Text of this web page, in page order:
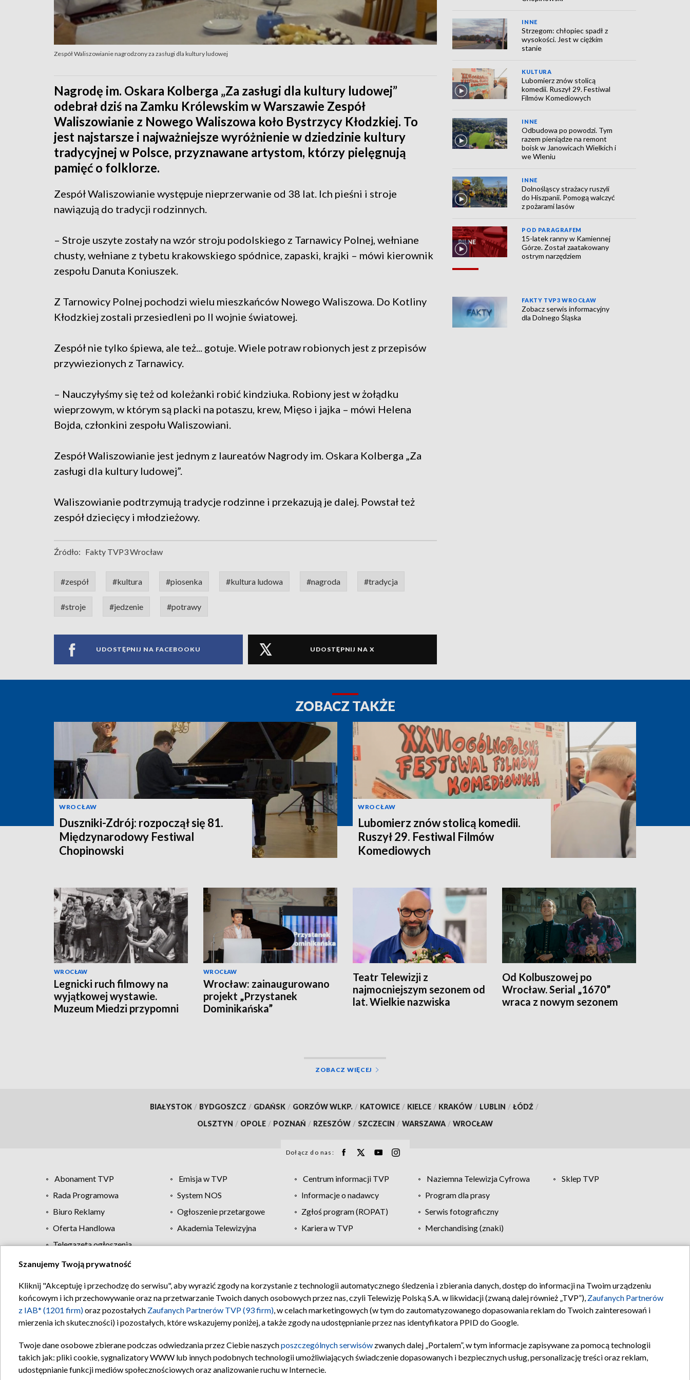
Zespół Waliszowianie nagrodzony za zasługi dla kultury ludowej
Nagrodę im. Oskara Kolberga „Za zasługi dla kultury ludowej”
odebrał dziś na Zamku Królewskim w Warszawie Zespół
Waliszowianie z Nowego Waliszowa koło Bystrzycy Kłodzkiej. To
jest najstarsze i najważniejsze wyróżnienie w dziedzinie kultury
tradycyjnej w Polsce, przyznawane artystom, którzy pielęgnują
pamięć o folklorze.
Zespół Waliszowianie występuje nieprzerwanie od 38 lat. Ich pieśni i stroje
nawiązują do tradycji rodzinnych.
– Stroje uszyte zostały na wzór stroju podolskiego z Tarnawicy Polnej, wełniane
chusty, wełniane z tybetu krakowskiego spódnice, zapaski, krajki – mówi kierownik
zespołu Danuta Koniuszek.
Z Tarnowicy Polnej pochodzi wielu mieszkańców Nowego Waliszowa. Do Kotliny
Kłodzkiej zostali przesiedleni po II wojnie światowej.
Zespół nie tylko śpiewa, ale też... gotuje. Wiele potraw robionych jest z przepisów
przywiezionych z Tarnawicy.
– Nauczyłyśmy się też od koleżanki robić kindziuka. Robiony jest w żołądku
wieprzowym, w którym są placki na potaszu, krew, Mięso i jajka – mówi Helena
Bojda, członkini zespołu Waliszowiani.
Zespół Waliszowianie jest jednym z laureatów Nagrody im. Oskara Kolberga „Za
zasługi dla kultury ludowej”.
Waliszowianie podtrzymują tradycje rodzinne i przekazują je dalej. Powstał też
zespół dziecięcy i młodzieżowy.
Źródło: Fakty TVP3 Wrocław
#zespół #kultura #piosenka #kultura ludowa #nagroda #tradycja
#stroje #jedzenie #potrawy
UDOSTĘPNIJ NA FACEBOOKU UDOSTĘPNIJ NA X
INNE
Strzegom: chłopiec spadł z
wysokości. Jest w ciężkim
stanie
KULTURA
Lubomierz znów stolicą
komedii. Ruszył 29. Festiwal
Filmów Komediowych
INNE
Odbudowa po powodzi. Tym
razem pieniądze na remont
boisk w Janowicach Wielkich i
we Wleniu
INNE
Dolnośląscy strażacy ruszyli
do Hiszpanii. Pomogą walczyć
z pożarami lasów
POD PARAGRAFEM
15-latek ranny w Kamiennej
Górze. Został zaatakowany
ostrym narzędziem
FAKTY TVP3 WROCŁAW
Zobacz serwis informacyjny
dla Dolnego Śląska
ZOBACZ TAKŻE
WROCŁAW
Duszniki-Zdrój: rozpoczął się 81.
Międzynarodowy Festiwal
Chopinowski
WROCŁAW
Lubomierz znów stolicą komedii.
Ruszył 29. Festiwal Filmów
Komediowych
WROCŁAW
Legnicki ruch filmowy na
wyjątkowej wystawie.
Muzeum Miedzi przypomni
WROCŁAW
Wrocław: zainaugurowano
projekt „Przystanek
Dominikańska”
Teatr Telewizji z
najmocniejszym sezonem od
lat. Wielkie nazwiska
Od Kolbuszowej po
Wrocław. Serial „1670”
wraca z nowym sezonem
ZOBACZ WIĘCEJ
BIAŁYSTOK / BYDGOSZCZ / GDAŃSK / GORZÓW WLKP. / KATOWICE / KIELCE / KRAKÓW / LUBLIN / ŁÓDŹ /
OLSZTYN / OPOLE / POZNAŃ / RZESZÓW / SZCZECIN / WARSZAWA / WROCŁAW
Dołącz do nas:
Abonament TVP Emisja w TVP Centrum informacji TVP Naziemna Telewizja Cyfrowa
Sklep TVP
Rada Programowa
System NOS Informacje o nadawcy
Program dla prasy
Biuro Reklamy
Ogłoszenie przetargowe Zgłoś program (ROPAT)
Serwis fotograficzny
Oferta Handlowa
Akademia Telewizyjna Kariera w TVP
Merchandising (znaki)
Telegazeta ogłoszenia
Regulamin TVP Polityka prywatności Moje zgody Pomoc Biuro reklamy Kontakt
Szanujemy Twoją prywatność
Kliknij "Akceptuję i przechodzę do serwisu", aby wyrazić zgody na korzystanie z technologii automatycznego śledzenia i zbierania danych, dostęp do informacji na Twoim urządzeniu
końcowym i ich przechowywanie oraz na przetwarzanie Twoich danych osobowych przez nas, czyli Telewizję Polską S.A. w likwidacji (zwaną dalej również „TVP”), Zaufanych Partnerów
z IAB* (1201 firm)oraz pozostałych Zaufanych Partnerów TVP (93 firm), w celach marketingowych (w tym do zautomatyzowanego dopasowania reklam do Twoich zainteresowań i
mierzenia ich skuteczności) i pozostałych, które wskazujemy poniżej, a także zgody na udostępnianie przez nas identyfikatora PPID do Google.
Twoje dane osobowe zbierane podczas odwiedzania przez Ciebie naszychposzczególnych serwisów zwanych dalej „Portalem”, w tym informacje zapisywane za pomocą technologii
takich jak: pliki cookie, sygnalizatory WWW lub innych podobnych technologii umożliwiających świadczenie dopasowanych i bezpiecznych usług, personalizację treści oraz reklam,
udostępnianie funkcji mediów społecznościowych oraz analizowanie ruchu w Internecie.